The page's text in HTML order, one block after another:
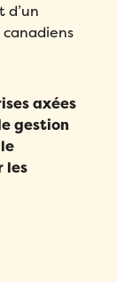
d’un
axées
gestion
les